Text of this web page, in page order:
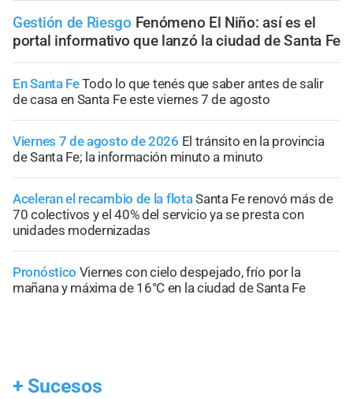
Gestión de Riesgo Fenómeno El Niño: así es el
portal informativo que lanzó la ciudad de Santa Fe
En Santa FeTodo lo que tenés que saber antes de salir
de casa en Santa Fe este viernes 7 de agosto
Viernes 7 de agosto de 2026 El tránsito en la provincia
de Santa Fe; la información minuto a minuto
Aceleran el recambio de la flotaSanta Fe renovó más de
70 colectivos y el 40% del servicio ya se presta con
unidades modernizadas
Pronóstico Viernes con cielo despejado, frío por la
mañana y máxima de 16°C en la ciudad de Santa Fe
+ Sucesos